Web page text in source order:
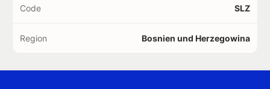
Code SLZ
Region Bosnien und Herzegowina